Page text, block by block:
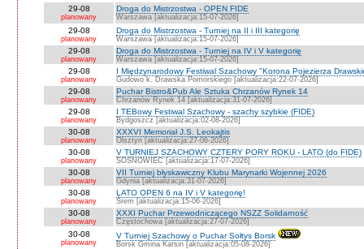
29-08
planowany
Droga do Mistrzostwa - OPEN FIDE
Warszawa [aktualizacja:15-07-2026]
29-08
planowany
Droga do Mistrzostwa - Turniej na II i III kategorię
Warszawa [aktualizacja:15-07-2026]
29-08
planowany
Droga do Mistrzostwa - Turniej na IV i V kategorię
Warszawa [aktualizacja:15-07-2026]
29-08
planowany
I Międzynarodowy Festiwal Szachowy "Korona Pojezierza
Gudowo k. Drawska Pomorskiego [aktualizacja:22-07-2026]
29-08
planowany
Puchar Bistro&Pub Ale Sztuka Chrzanów Rynek 14
Chrzanów Rynek 14 [aktualizacja:31-07-2026]
29-08
planowany
I TEBowy Festiwal Szachowy - szachy szybkie (FIDE)
Bydgoszcz [aktualizacja:02-08-2026]
30-08
planowany
XXXVI Memoriał J.S. Leokajtis
Olsztyn [aktualizacja:27-06-2026]
30-08
planowany
V TURNIEJ SZACHOWY CZTERY PORY ROKU - LATO (do FIDE)
SOSNOWIEC [aktualizacja:17-07-2026]
30-08
planowany
VII Turniej błyskawiczny Klubu Marynarki Wojennej 2026
Gdynia [aktualizacja:31-07-2026]
30-08
planowany
LATO OPEN 6 na IV i V kategorię!
Śrem [aktualizacja:15-06-2026]
30-08
planowany
XXXI Puchar Przewodniczącego NSZZ Solidarność
Częstochowa [aktualizacja:27-07-2026]
30-08
planowany
V Turniej Szachowy o Puchar Sołtys Borsk
Borsk Gmina Karsin [aktualizacja:05-08-2026]